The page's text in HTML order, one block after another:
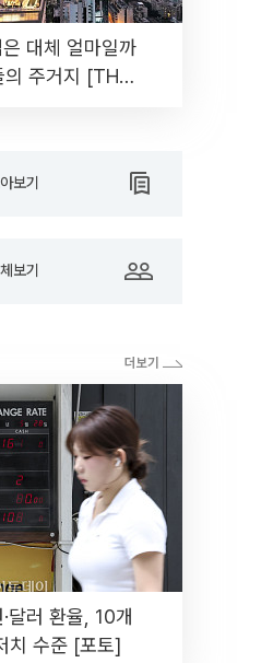
대체 얼마일까
의 주거지 [THE
보기
보기
달러 환율, 10개
월만에 최저치 수준 [포토]